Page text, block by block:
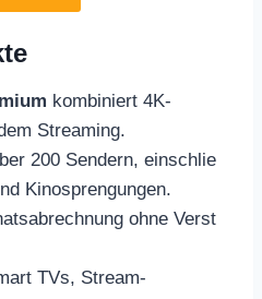
kombiniert 4K-
Streaming.
200 Sendern, einschlie
Kinosprengungen.
ohne Verst
TVs, Stream-